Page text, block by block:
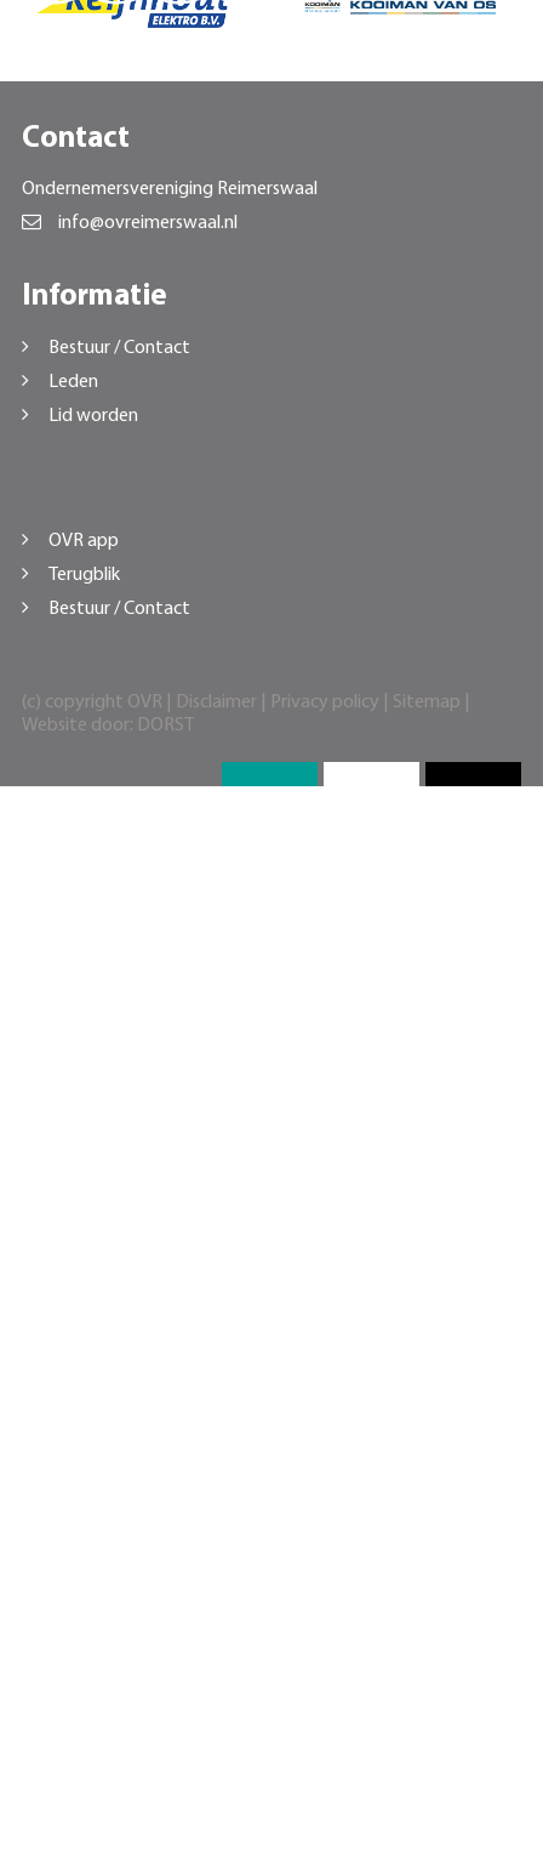
Contact
Ondernemersvereniging Reimerswaal
info@ovreimerswaal.nl
Informatie
Bestuur / Contact
Leden
Lid worden
OVR app
Terugblik
Bestuur / Contact
(c) copyright OVR | Disclaimer| Privacy policy Sitemap
Website door: DORST